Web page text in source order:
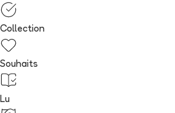
Collection
Souhaits
Lu